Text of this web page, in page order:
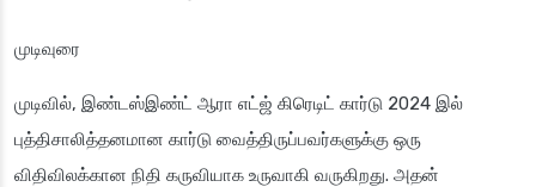
முடிவுரை
முடிவில், இண்டஸ்இண்ட் ஆரா எட்ஜ் கிரெடிட் கார்டு 2024 இல்
புத்திசாலித்தனமான கார்டு வைத்திருப்பவர்களுக்கு ஒரு
விதிவிலக்கான நிதி கருவியாக உருவாகி வருகிறது. அதன்